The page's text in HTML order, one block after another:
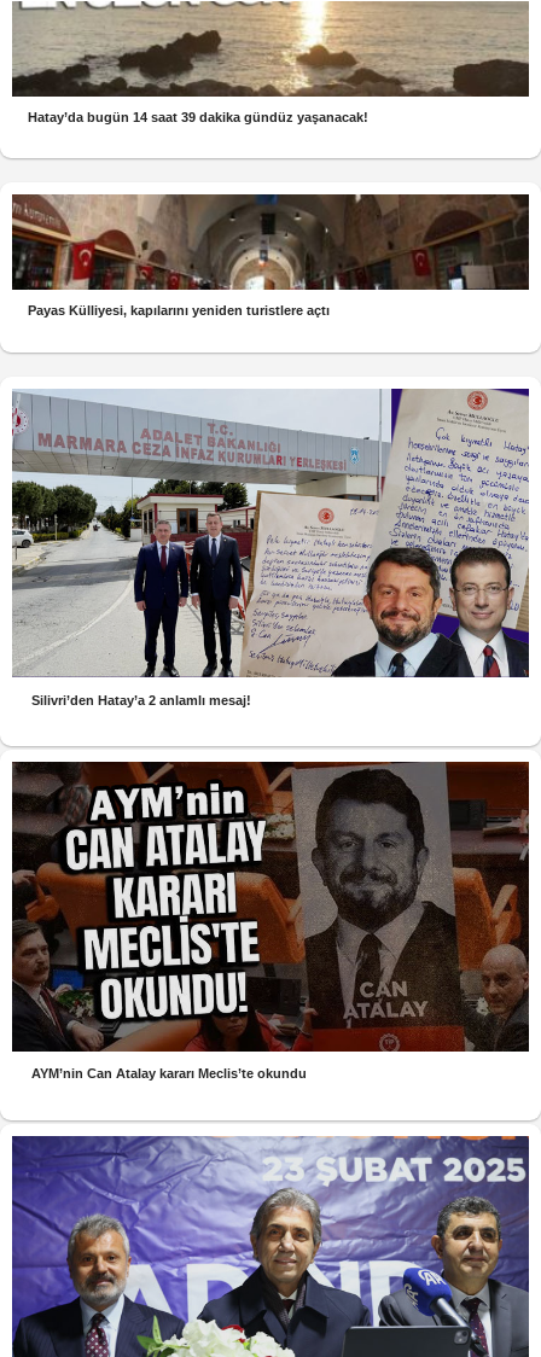
Hatay’da bugün 14 saat 39 dakika gündüz yaşanacak!
Payas Külliyesi, kapılarını yeniden turistlere açtı
Silivri’den Hatay’a 2 anlamlı mesaj!
AYM’nin Can Atalay kararı Meclis’te okundu